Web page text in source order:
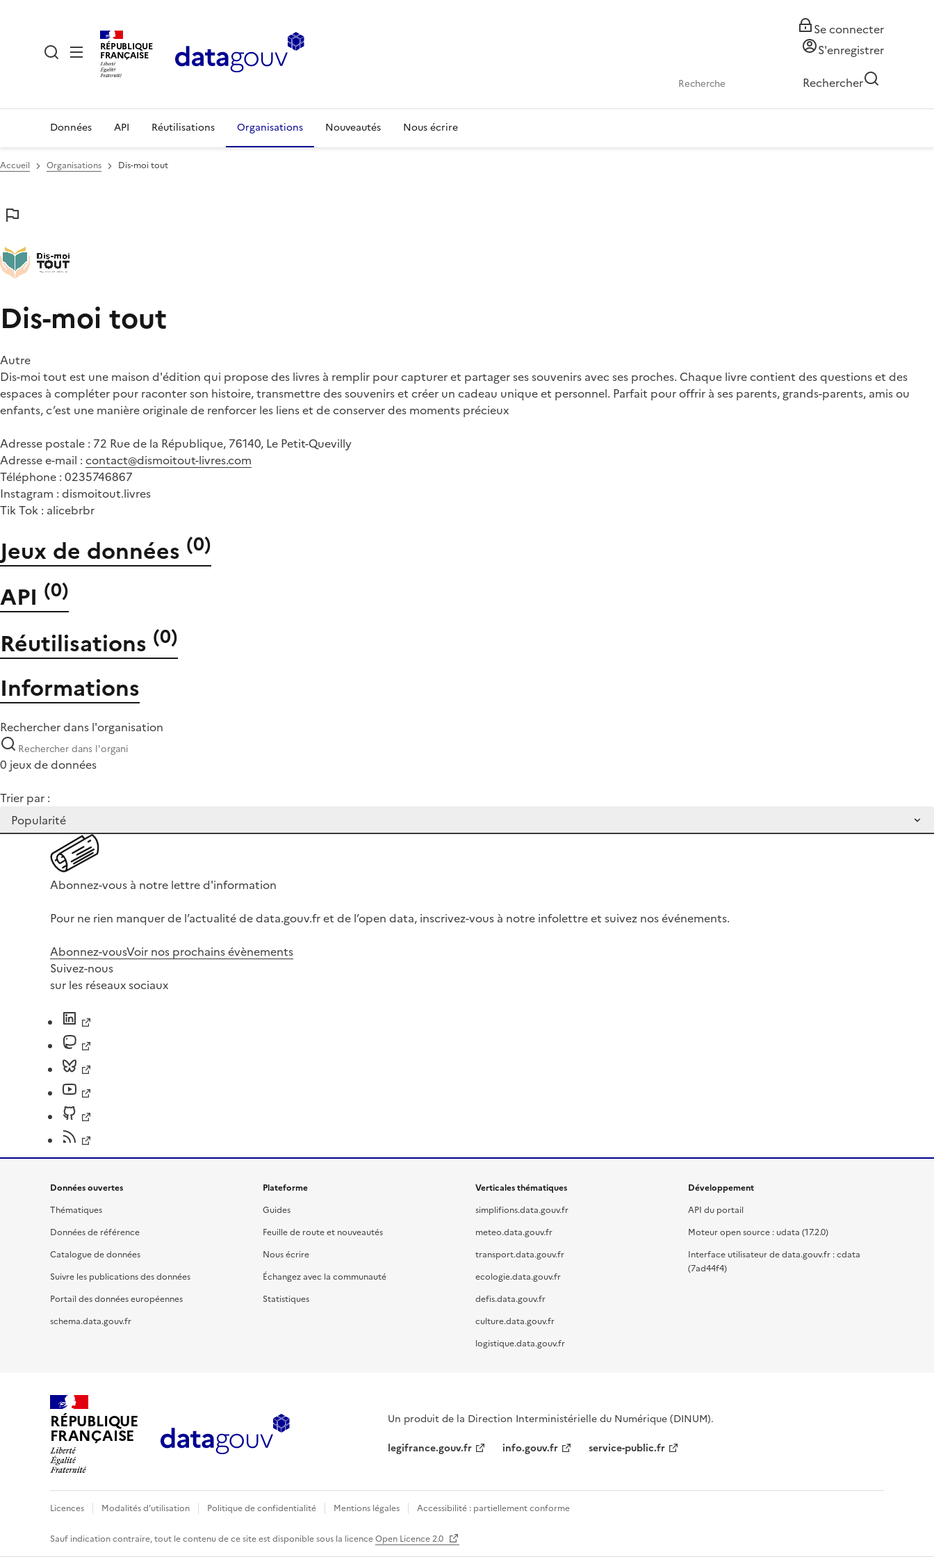
RÉPUBLIQUE
FRANÇAISE
Se connecter
S'enregistrer
Rechercher
Données API Réutilisations Organisations Nouveautés Nous écrire
Accueil Organisations Dis-moi tout
Dis-moi tout
Autre
Dis-moi tout est une maison d'édition qui propose des livres à remplir pour capturer et partager ses souvenirs avec ses proches. Chaque livre contient des questions et des
espaces à compléter pour raconter son histoire, transmettre des souvenirs et créer un cadeau unique et personnel. Parfait pour offrir à ses parents, grands-parents, amis ou
enfants, c’est une manière originale de renforcer les liens et de conserver des moments précieux
Adresse postale : 72 Rue de la République, 76140, Le Petit-Quevilly
Adresse e-mail : contact@dismoitout-livres.com
Téléphone : 0235746867
Instagram : dismoitout.livres
Tik Tok : alicebrbr
Jeux de données (0)
API (0)
Réutilisations (0)
Informations
Rechercher dans l'organisation
0 jeux de données
Trier par :
Abonnez-vous à notre lettre d'information
Pour ne rien manquer de l’actualité de data.gouv.fr et de l’open data, inscrivez-vous à notre infolettre et suivez nos événements.
Abonnez-vousVoir nos prochains évènements
Suivez-nous
sur les réseaux sociaux
Données ouvertes
Thématiques
Données de référence
Catalogue de données
Suivre les publications des données
Portail des données européennes
schema.data.gouv.fr
Plateforme
Guides
Feuille de route et nouveautés
Nous écrire
Échangez avec la communauté
Statistiques
Verticales thématiques
simplifions.data.gouv.fr
meteo.data.gouv.fr
transport.data.gouv.fr
ecologie.data.gouv.fr
defis.data.gouv.fr
culture.data.gouv.fr
logistique.data.gouv.fr
Développement
API du portail
Moteur open source : udata (17.2.0)
Interface utilisateur de data.gouv.fr : cdata
(7ad44f4)
RÉPUBLIQUE
FRANÇAISE
Un produit de la Direction Interministérielle du Numérique (DINUM).
legifrance.gouv.fr
info.gouv.fr service-public.fr
Licences Modalités d'utilisation Politique de confidentialité Mentions légales Accessibilité : partiellement conforme
Sauf indication contraire, tout le contenu de ce site est disponible sous la licenceOpen Licence 2.0